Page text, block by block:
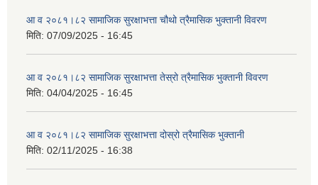
आ व २०८१।८२ सामाजिक सुरक्षाभत्ता चौथो त्रैमासिक भुक्तानी विवरण
मिति: 07/09/2025 - 16:45
आ व २०८१।८२ सामाजिक सुरक्षाभत्ता तेस्रो त्रैमासिक भुक्तानी विवरण
मिति: 04/04/2025 - 16:45
आ व २०८१।८२ सामाजिक सुरक्षाभत्ता दोस्रो त्रैमासिक भुक्तानी
मिति: 02/11/2025 - 16:38